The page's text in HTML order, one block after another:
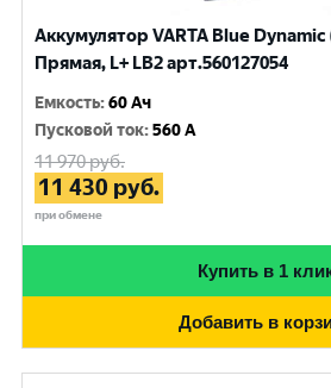
Аккумулятор VARTA Blue Dynamic
Прямая, L+ LB2 арт.560127054
Емкость:60 Ач
Пусковой ток:560 A
11 970руб.
11 430 руб.
при обмене
Купить в 1
Добавить в